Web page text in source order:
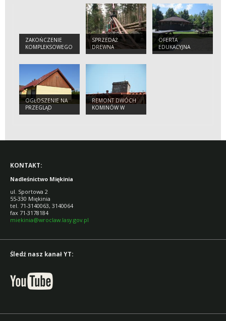
ZAKOŃCZENIE
KOMPLEKSOWEGO
PROJEKTU
GATUNKÓW I
SIEDLISK
PRZYRODNICZYCH
NA OBSZARACH
ZARZĄDZANYCH
PRZEZ PGL LASY
PAŃSTWOWE
SPRZEDAŻ
DREWNA
OFERTA
EDUKACYJNA
OGŁOSZENIE NA
PRZEGLĄD
BUDYNKÓW
REMONT DWÓCH
KOMINÓW W
BUDYNKACH
KONTAKT:
Nadleśnictwo Miękinia
ul. Sportowa 2
55-330 Miękinia
tel. 71-3140063, 3140064
fax 71-3178184
miekinia@wroclaw.lasy.gov.pl
Śledź nasz kanał YT: